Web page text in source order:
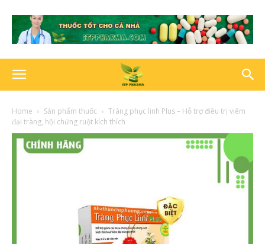
Home Sản phẩm thuốc
Tràng phục linh Plus – Hỗ trợ điều trị viêm
đại tràng, hội chứng ruột kích thích